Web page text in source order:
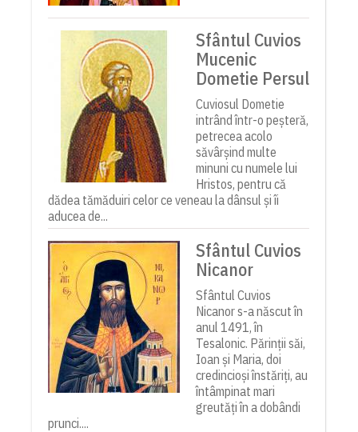
Sfântul Cuvios
Mucenic
Dometie Persul
Cuviosul Dometie
intrând într-o peșteră,
petrecea acolo
săvârșind multe
minuni cu numele lui
Hristos, pentru că
dădea tămăduiri celor ce veneau la dânsul și îi
aducea de...
Sfântul Cuvios
Nicanor
Sfântul Cuvios
Nicanor s-a născut în
anul 1491, în
Tesalonic. Părinții săi,
Ioan și Maria, doi
credincioși înstăriți, au
întâmpinat mari
greutăți în a dobândi
prunci....